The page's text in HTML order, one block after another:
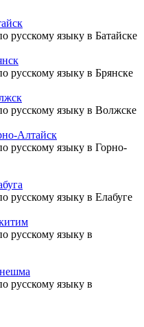
русскому языку в Батайске
русскому языку в Брянске
русскому языку в Волжске
Алтайск
русскому языку в Горно-
русскому языку в Елабуге
русскому языку в
русскому языку в